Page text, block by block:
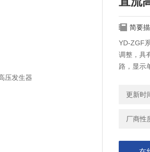
简要
YD-ZGF
调整，具
路，显示
靠。产
更新时
厂商性